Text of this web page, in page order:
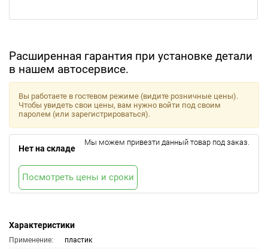
Расширенная гарантия при установке детали
в нашем автосервисе.
Характеристики
Применение:
пластик
Вы работаете в гостевом режиме (видите розничные цены).
Чтобы увидеть свои цены, вам нужно войти под своим
паролем (или зарегистрироваться).
Нет на складе
Мы можем привезти данный товар под заказ.
Посмотреть цены и сроки